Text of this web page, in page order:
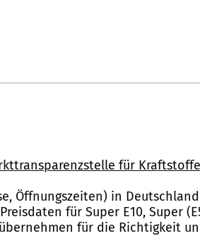
für Kraftstoffe
Öffnungszeiten) in
für Super E10, Super
für die Richtigkeit